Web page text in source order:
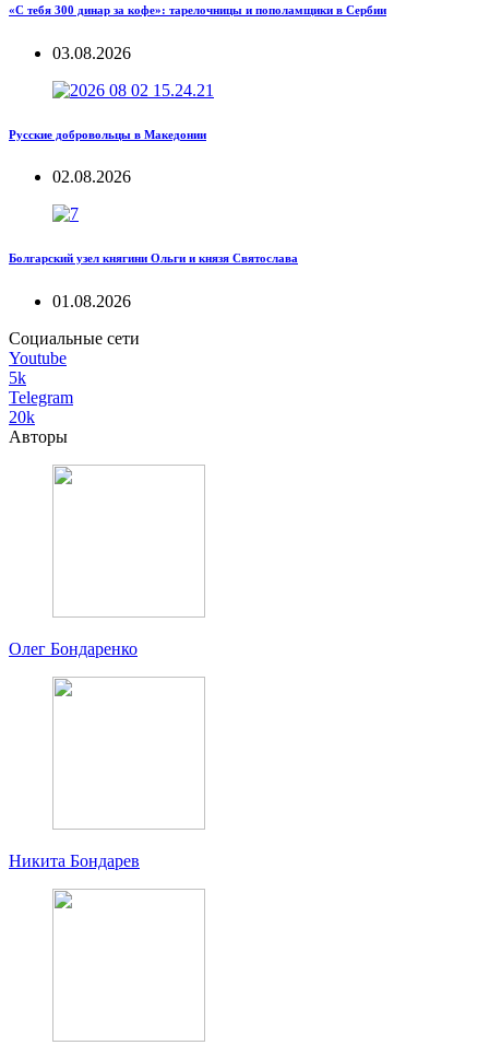
«С тебя 300 динар за кофе»: тарелочницы и пополамщики в Сербии
03.08.2026
Русские добровольцы в Македонии
02.08.2026
Болгарский узел княгини Ольги и князя Святослава
01.08.2026
Социальные сети
Youtube
5k
Telegram
20k
Авторы
Олег Бондаренко
Никита Бондарев